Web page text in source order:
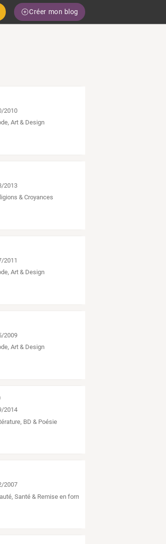
Créer mon blog
2010
Art & Design
2013
& Croyances
2011
Art & Design
2009
Art & Design
2014
BD & Poésie
2007
Santé & Remise en forme